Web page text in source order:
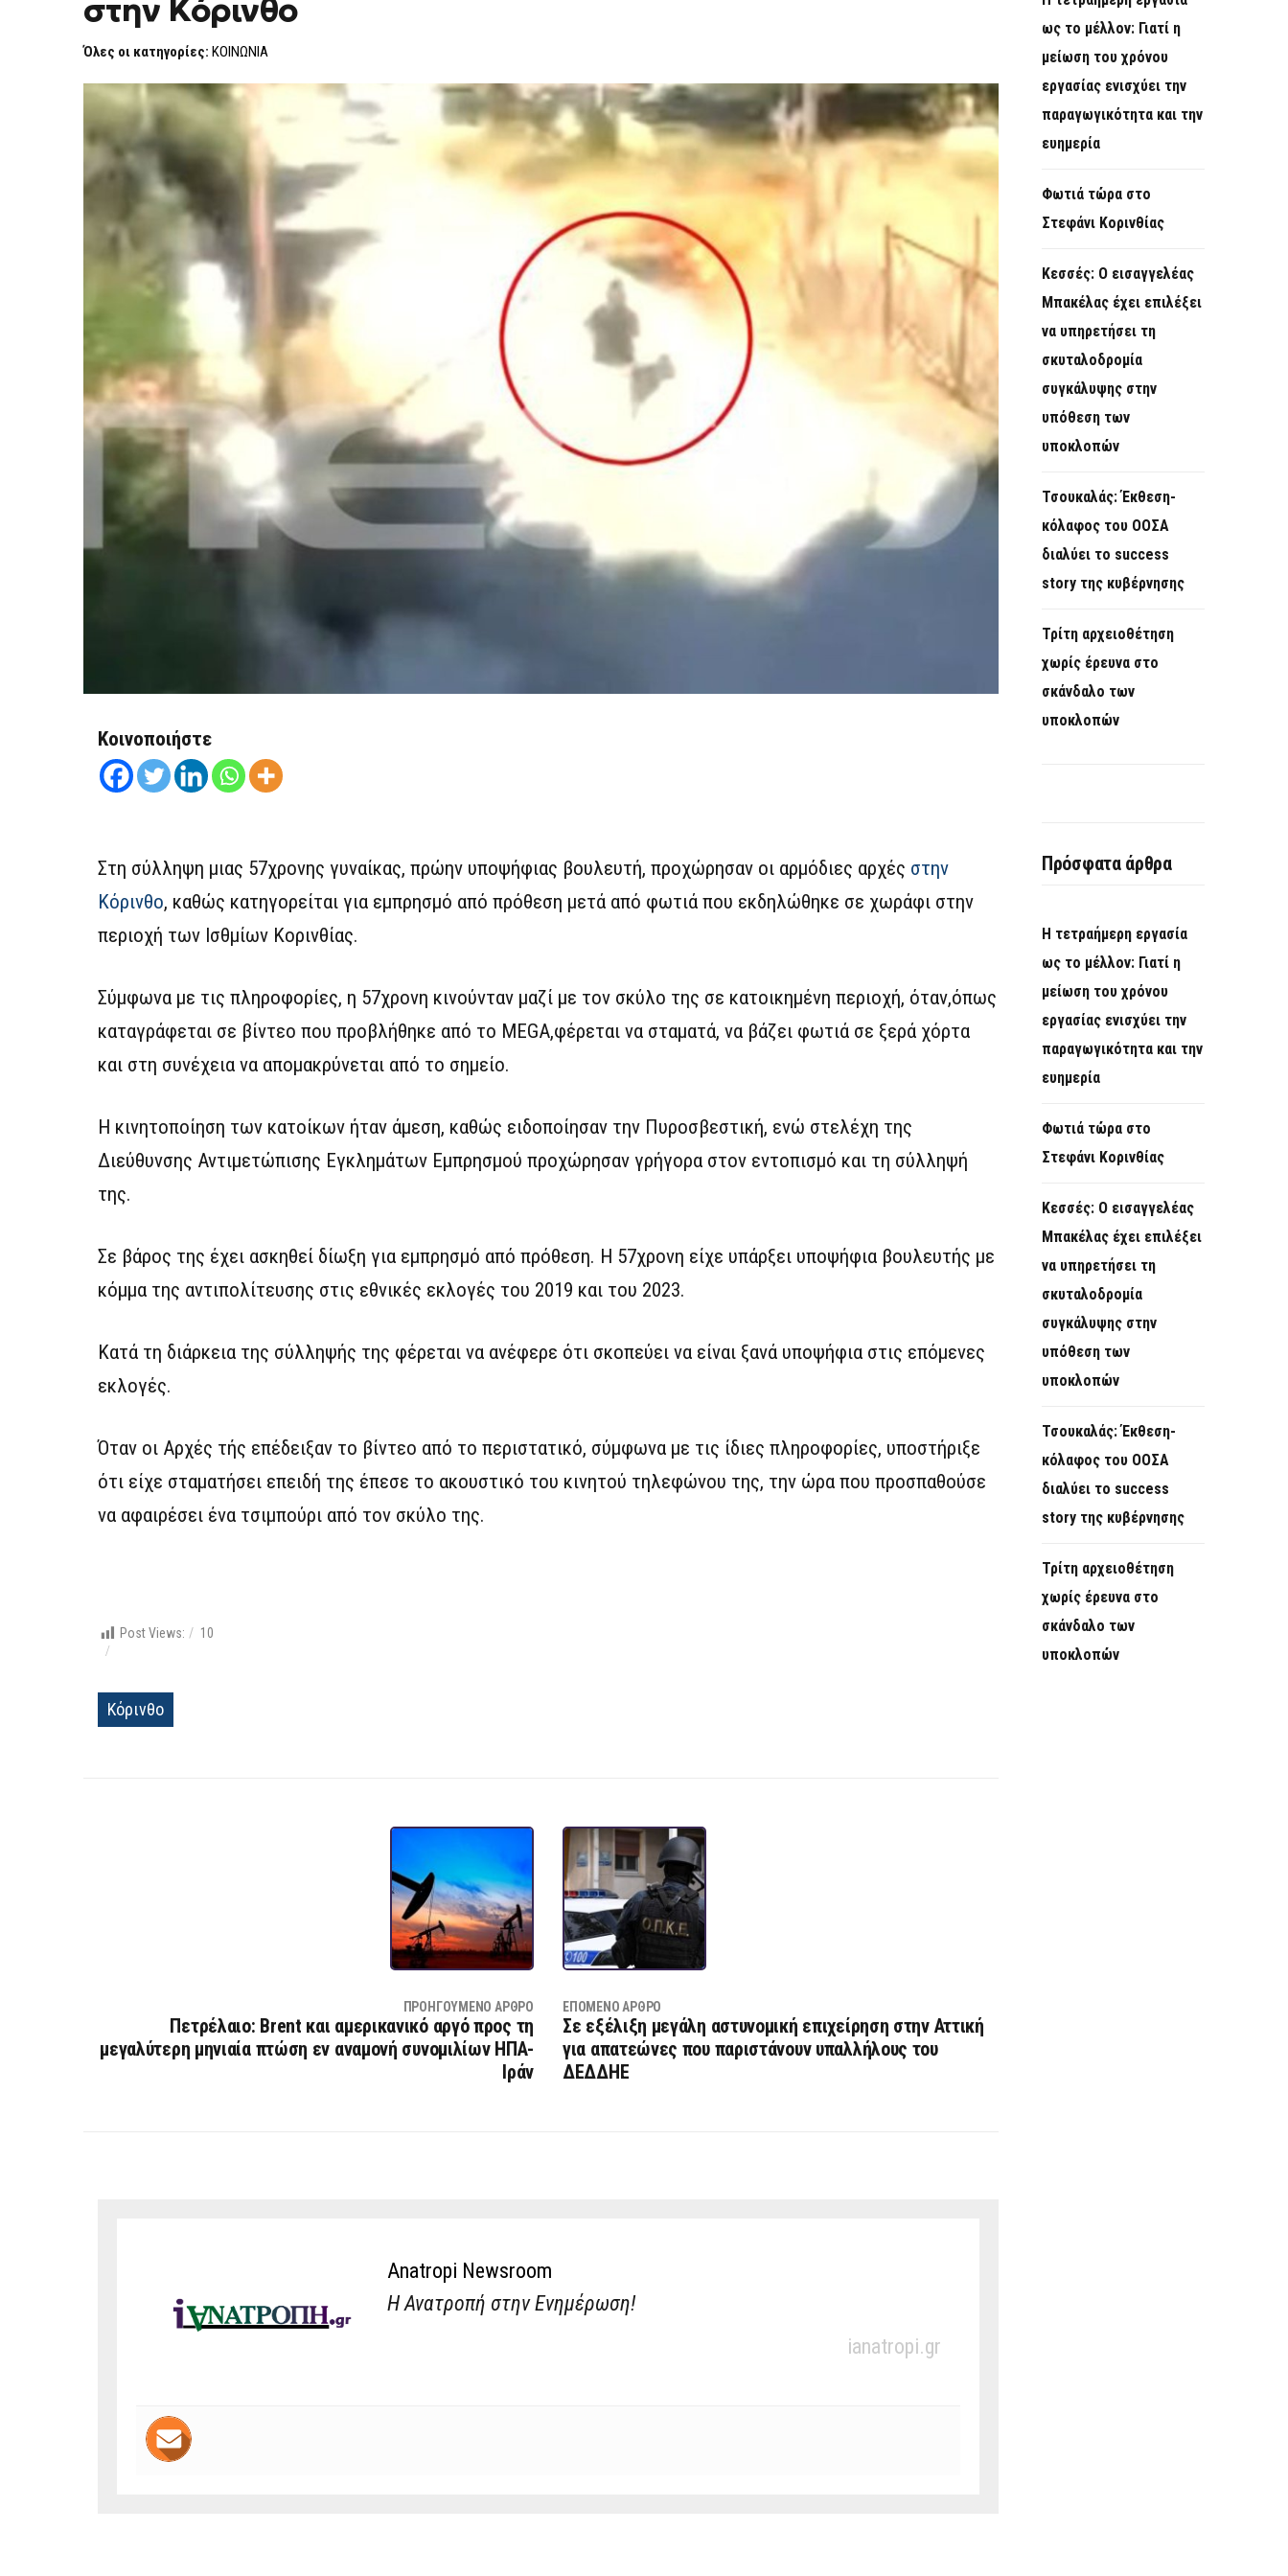
ΣΥΝΕΛΉΦΘΗ
ΓΙΑ
στην Κόρινθο
Όλες οι κατηγορίες: ΚΟΙΝΩΝΙΑ
Κοινοποιήστε
Στη σύλληψη μιας 57χρονης γυναίκας, πρώην υποψήφιας βουλευτή, προχώρησαν οι αρμόδιες αρχές στην
Κόρινθο, καθώς κατηγορείται για εμπρησμό από πρόθεση μετά από φωτιά που εκδηλώθηκε σε χωράφι στην
περιοχή των Ισθμίων Κορινθίας.
Σύμφωνα με τις πληροφορίες, η 57χρονη κινούνταν μαζί με τον σκύλο της σε κατοικημένη περιοχή, όταν,όπως
καταγράφεται σε βίντεο που προβλήθηκε από το MEGA,φέρεται να σταματά, να βάζει φωτιά σε ξερά χόρτα
και στη συνέχεια να απομακρύνεται από το σημείο.
Η κινητοποίηση των κατοίκων ήταν άμεση, καθώς ειδοποίησαν την Πυροσβεστική, ενώ στελέχη της
Διεύθυνσης Αντιμετώπισης Εγκλημάτων Εμπρησμού προχώρησαν γρήγορα στον εντοπισμό και τη σύλληψή
της.
Σε βάρος της έχει ασκηθεί δίωξη για εμπρησμό από πρόθεση. Η 57χρονη είχε υπάρξει υποψήφια βουλευτής με
κόμμα της αντιπολίτευσης στις εθνικές εκλογές του 2019 και του 2023.
Κατά τη διάρκεια της σύλληψής της φέρεται να ανέφερε ότι σκοπεύει να είναι ξανά υποψήφια στις επόμενες
εκλογές.
Όταν οι Αρχές τής επέδειξαν το βίντεο από το περιστατικό, σύμφωνα με τις ίδιες πληροφορίες, υποστήριξε
ότι είχε σταματήσει επειδή της έπεσε το ακουστικό του κινητού τηλεφώνου της, την ώρα που προσπαθούσε
να αφαιρέσει ένα τσιμπούρι από τον σκύλο της.
Post Views: 10
Κόρινθο
ΠΡΟΗΓΟΎΜΕΝΟ ΆΡΘΡΟ
Πετρέλαιο: Brent και αμερικανικό αργό προς τη
μεγαλύτερη μηνιαία πτώση εν αναμονή συνομιλίων ΗΠΑ-
Ιράν
ΕΠΌΜΕΝΟ ΆΡΘΡΟ
Σε εξέλιξη μεγάλη αστυνομική επιχείρηση στην Αττική
για απατεώνες που παριστάνουν υπαλλήλους του
ΔΕΔΔΗΕ
Anatropi Newsroom
Η Ανατροπή στην Ενημέρωση!
ianatropi.gr
ως το μέλλον: Γιατί η
μείωση του χρόνου
εργασίας ενισχύει την
παραγωγικότητα και την
ευημερία
Φωτιά τώρα στο
Στεφάνι Κορινθίας
Κεσσές: Ο εισαγγελέας
Μπακέλας έχει επιλέξει
να υπηρετήσει τη
σκυταλοδρομία
συγκάλυψης στην
υπόθεση των
υποκλοπών
Τσουκαλάς: Έκθεση-
κόλαφος του ΟΟΣΑ
διαλύει το success
story της κυβέρνησης
Τρίτη αρχειοθέτηση
χωρίς έρευνα στο
σκάνδαλο των
υποκλοπών
Πρόσφατα άρθρα
Η τετραήμερη εργασία
ως το μέλλον: Γιατί η
μείωση του χρόνου
εργασίας ενισχύει την
παραγωγικότητα και την
ευημερία
Φωτιά τώρα στο
Στεφάνι Κορινθίας
Κεσσές: Ο εισαγγελέας
Μπακέλας έχει επιλέξει
να υπηρετήσει τη
σκυταλοδρομία
συγκάλυψης στην
υπόθεση των
υποκλοπών
Τσουκαλάς: Έκθεση-
κόλαφος του ΟΟΣΑ
διαλύει το success
story της κυβέρνησης
Τρίτη αρχειοθέτηση
χωρίς έρευνα στο
σκάνδαλο των
υποκλοπών